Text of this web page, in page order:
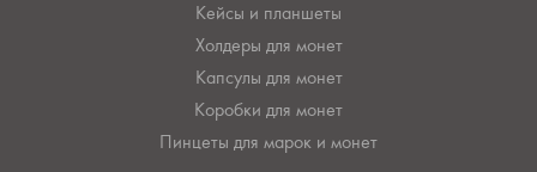
Кейсы и планшеты
Холдеры для монет
Капсулы для монет
Коробки для монет
Пинцеты для марок и монет